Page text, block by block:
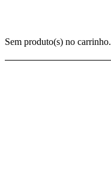
Sem produto(s) no carrinho.